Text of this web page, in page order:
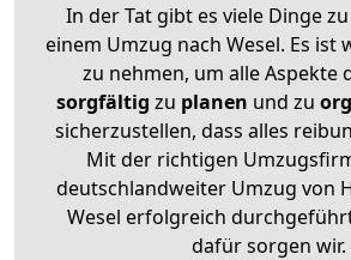
In der Tat gibt es viele Dinge
einem Umzug nach Wesel. Es ist
zu nehmen, um alle Aspekte
sorgfältig zu planen und zu
sicherzustellen, dass alles
Mit der richtigen
deutschlandweiter Umzug von
Wesel erfolgreich
dafür sorgen wir.